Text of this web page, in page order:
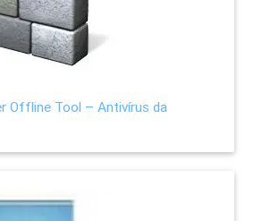
Offline Tool – Antivírus da